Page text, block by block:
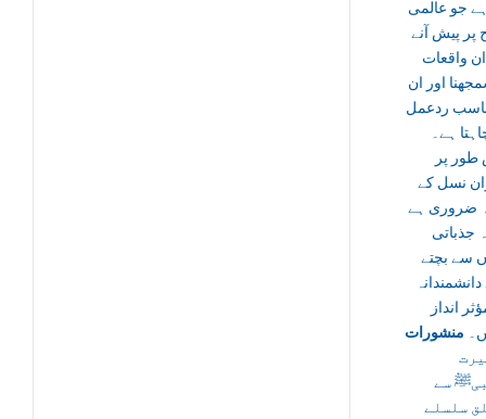
جو عالمی
پیش آنے
واقعات
اور ان
ردعمل
ہے۔
پر
نسل کے
ضروری ہے
جذباتی
سے بچتے
انداز
منشورات
سے
سلسلے